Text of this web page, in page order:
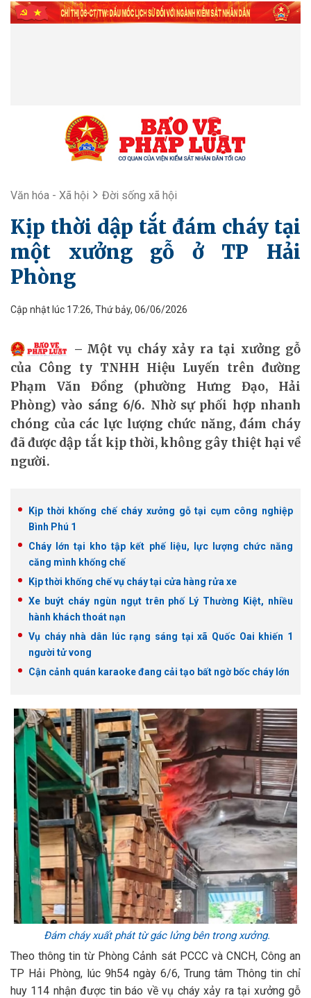
Văn hóa - Xã hội Đời sống xã hội
Kịp thời dập tắt đám cháy tại
một xưởng gỗ ở TP Hải
Phòng
Cập nhật lúc 17:26, Thứ bảy, 06/06/2026
Một vụ cháy xảy ra tại xưởng gỗ
của Công ty TNHH Hiệu Luyến trên đường
Phạm Văn Đồng (phường Hưng Đạo, Hải
Phòng) vào sáng 6/6. Nhờ sự phối hợp nhanh
chóng của các lực lượng chức năng, đám cháy
đã được dập tắt kịp thời, không gây thiệt hại về
người.
Kịp thời khống chế cháy xưởng gỗ tại cụm công nghiệp
Bình Phú 1
Cháy lớn tại kho tập kết phế liệu, lực lượng chức năng
căng mình khống chế
Kịp thời khống chế vụ cháy tại cửa hàng rửa xe
Xe buýt cháy ngùn ngụt trên phố Lý Thường Kiệt, nhiều
hành khách thoát nạn
Vụ cháy nhà dân lúc rạng sáng tại xã Quốc Oai khiến 1
người tử vong
Cận cảnh quán karaoke đang cải tạo bất ngờ bốc cháy lớn
Đám cháy xuất phát từ gác lửng bên trong xưởng.
Theo thông tin từ Phòng Cảnh sát PCCC và CNCH, Công an
TP Hải Phòng, lúc 9h54 ngày 6/6, Trung tâm Thông tin chỉ
huy 114 nhận được tin báo về vụ cháy xảy ra tại xưởng gỗ